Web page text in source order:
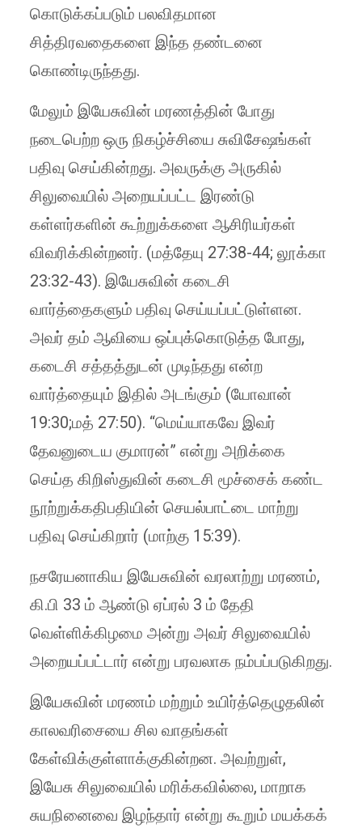
கொடுக்கப்படும் பலவிதமான
சித்திரவதைகளை இந்த தண்டனை
கொண்டிருந்தது.
மேலும் இயேசுவின் மரணத்தின் போது
நடைபெற்ற ஒரு நிகழ்ச்சியை சுவிசேஷங்கள்
பதிவு செய்கின்றது. அவருக்கு அருகில்
சிலுவையில் அறையப்பட்ட இரண்டு
கள்ளர்களின் கூற்றுக்களை ஆசிரியர்கள்
விவரிக்கின்றனர். (மத்தேயு 27:38-44; லூக்கா
23:32-43). இயேசுவின் கடைசி
வார்த்தைகளும் பதிவு செய்யப்பட்டுள்ளன.
அவர் தம் ஆவியை ஒப்புக்கொடுத்த போது,
கடைசி சத்தத்துடன் முடிந்தது என்ற
வார்த்தையும் இதில் அடங்கும் (யோவான்
19:30;மத் 27:50). “மெய்யாகவே இவர்
தேவனுடைய குமாரன்” என்று அறிக்கை
செய்த கிறிஸ்துவின் கடைசி மூச்சைக் கண்ட
நூற்றுக்கதிபதியின் செயல்பாட்டை மாற்று
பதிவு செய்கிறார் (மாற்கு 15:39).
நசரேயனாகிய இயேசுவின் வரலாற்று மரணம்,
கி.பி 33 ம் ஆண்டு ஏப்ரல் 3 ம் தேதி
வெள்ளிக்கிழமை அன்று அவர் சிலுவையில்
அறையப்பட்டார் என்று பரவலாக நம்பப்படுகிறது.
இயேசுவின் மரணம் மற்றும் உயிர்த்தெழுதலின்
காலவரிசையை சில வாதங்கள்
கேள்விக்குள்ளாக்குகின்றன. அவற்றுள்,
இயேசு சிலுவையில் மரிக்கவில்லை, மாறாக
சுயநினைவை இழந்தார் என்று கூறும் மயக்கக்